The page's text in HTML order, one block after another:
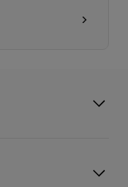
色漆皮鞋帮配上标